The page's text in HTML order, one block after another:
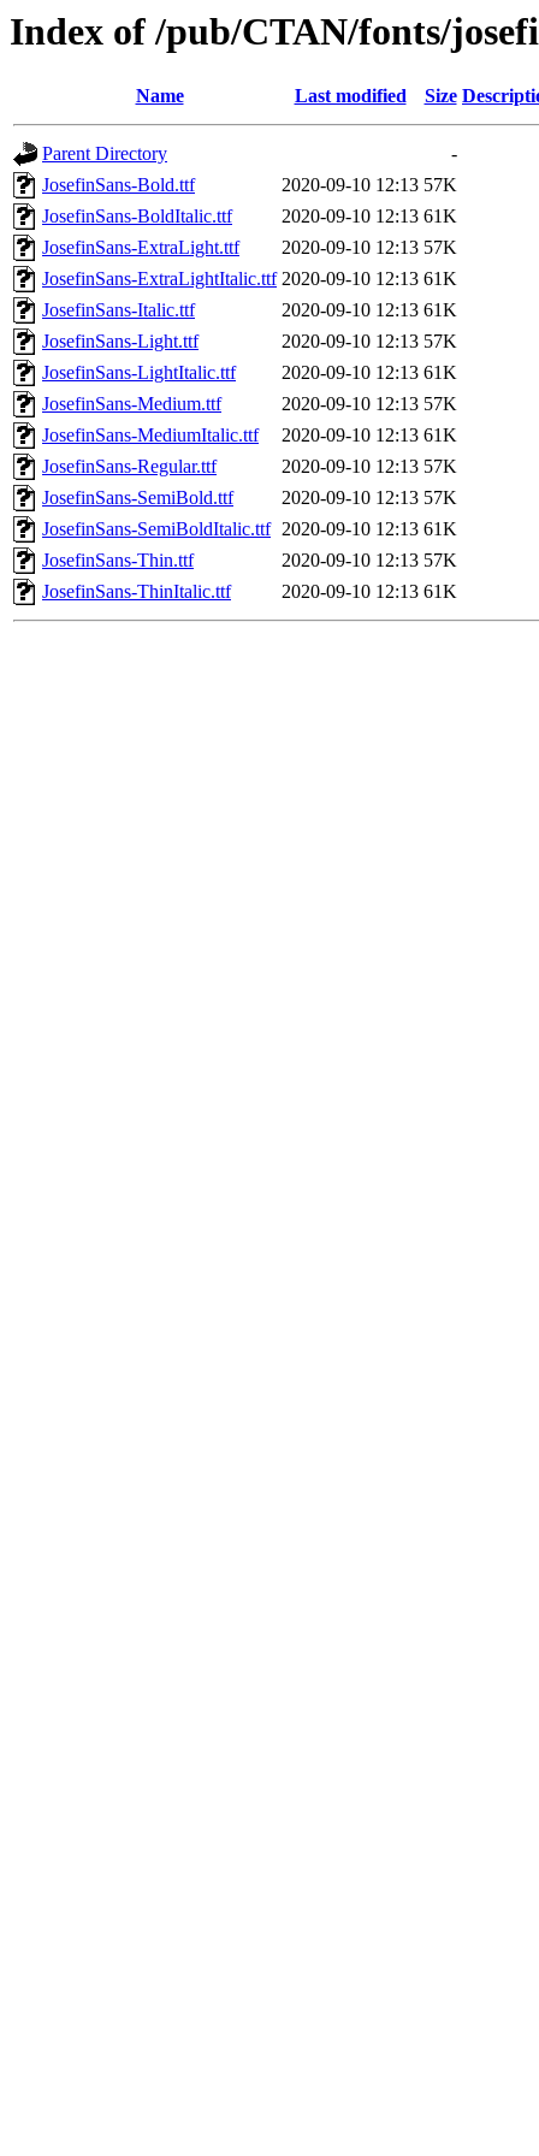
Index of /pub/CTAN/fonts/
Name Last modified Size
Parent Directory
-
JosefinSans-Bold.ttf
2020-09-10 12:13 57K
JosefinSans-BoldItalic.ttf
2020-09-10 12:13 61K
JosefinSans-ExtraLight.ttf
2020-09-10 12:13 57K
JosefinSans-ExtraLightItalic.ttf 2020-09-10 12:13 61K
JosefinSans-Italic.ttf
2020-09-10 12:13 61K
JosefinSans-Light.ttf
2020-09-10 12:13 57K
JosefinSans-LightItalic.ttf
2020-09-10 12:13 61K
JosefinSans-Medium.ttf
2020-09-10 12:13 57K
JosefinSans-MediumItalic.ttf
2020-09-10 12:13 61K
JosefinSans-Regular.ttf
2020-09-10 12:13 57K
JosefinSans-SemiBold.ttf
2020-09-10 12:13 57K
JosefinSans-SemiBoldItalic.ttf 2020-09-10 12:13 61K
JosefinSans-Thin.ttf
2020-09-10 12:13 57K
JosefinSans-ThinItalic.ttf
2020-09-10 12:13 61K